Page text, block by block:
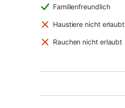
Familienfreundlich
Haustiere nicht erlaubt
Rauchen nicht erlaubt